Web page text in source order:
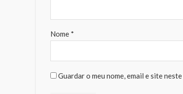
Nome *
Guardar o meu nome, email e site